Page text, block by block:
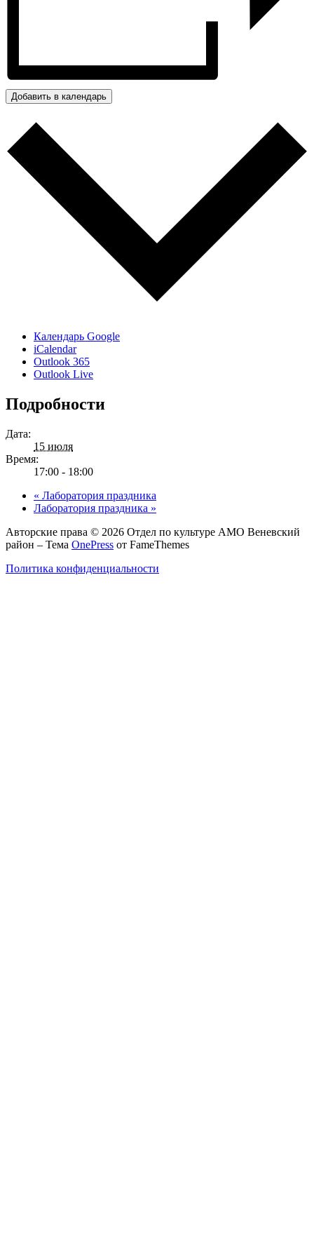
Добавить в календарь
Календарь Google
iCalendar
Outlook 365
Outlook Live
Подробности
Дата:
15 июля
Время:
17:00 - 18:00
« Лаборатория праздника
Лаборатория праздника »
Авторские права © 2026 Отдел по культуре АМО Веневский
район – Тема OnePress от FameThemes
Политика конфиденциальности